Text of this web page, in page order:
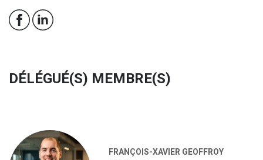
DÉLÉGUÉ(S) MEMBRE(S)
FRANÇOIS-XAVIER GEOFFROY